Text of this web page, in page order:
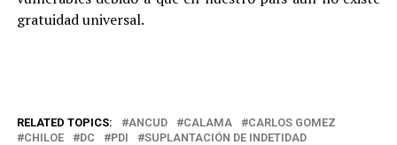
gratuidad universal.
RELATED TOPICS: ANCUD CALAMA
CARLOS GOMEZ
CHILOE
DC PDI SUPLANTACIÓN DE INDETIDAD